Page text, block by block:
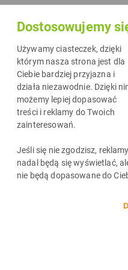
Dostosowujemy
Używamy ciasteczek, dzięki
którym nasza strona jest dla
Ciebie bardziej przyjazna i
działa niezawodnie. Dzięki
możemy lepiej dopasować
treści i reklamy do Twoich
zainteresowań.
Jeśli się nie zgodzisz, reklamy
nadal będą się wyświetlać,
nie będą dopasowane do
trafiłeś. Na naszej stronie
szablony wielkanocne do
tworzenia dekoracji razem
Ci, jak w prosty sposób
Wielkanoc, a do tego
wielkanocne do pobrania za